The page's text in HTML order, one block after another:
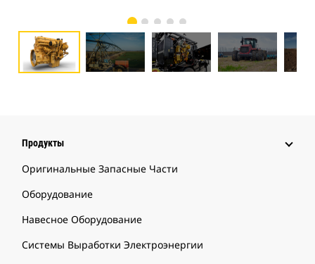
Продукты
Оригинальные Запасные Части
Оборудование
Навесное Оборудование
Системы Выработки Электроэнергии